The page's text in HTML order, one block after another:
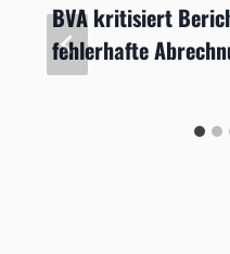
BVA kritisiert
fehlerhafte